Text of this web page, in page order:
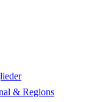
& Regions